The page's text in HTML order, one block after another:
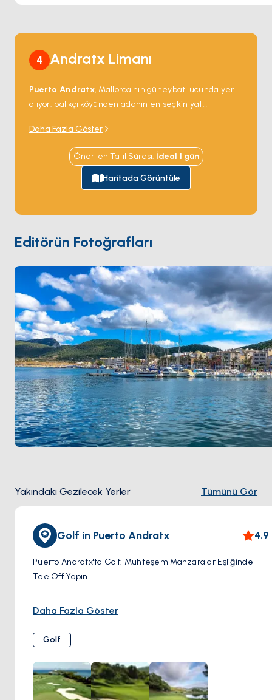
4 Andratx Limanı
Puerto Andratx, Mallorca'nın güneybatı ucunda yer
alıyor; balıkçı köyünden adanın en seçkin yat
doğal limanda.Club de Vela
barındırıyor; dış pontonlarda 40 metreye kadar yatlar
için kapasite var. Liman girişi doğrudan açık Akdeniz'e
açılıyor; günlük yelken demirleme noktaları
'ta (15 dakika kuzey) veSa Dragonera
boyunca sıralanıyor. Puerto Andratx karayoluyla
Palma'dan 30 dakika, yelkenle 90 dakika. Sezon
ile Ekimarası açık.
Daha Fazla Göster
Önerilen Tatil Süresi: İdeal 1 gün
Haritada Görüntüle
Editörün Fotoğrafları
Yakındaki Gezilecek Yerler Tümünü Gör
Golf in Puerto Andratx 4.9
Puerto Andratx'ta Golf: Muhteşem Manzaralar Eşliğinde
Tee Off Yapın
Puerto Andratx, Mallorca'nın en iyi sahalarından bazılarına
genellikle görüldüğü güzel manzaralar eşliğinde zorlu
rauntları deneyimleyin.
Golf de Andratx
Daha Fazla Göster
Golf